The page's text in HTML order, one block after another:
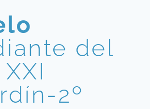
del
2º